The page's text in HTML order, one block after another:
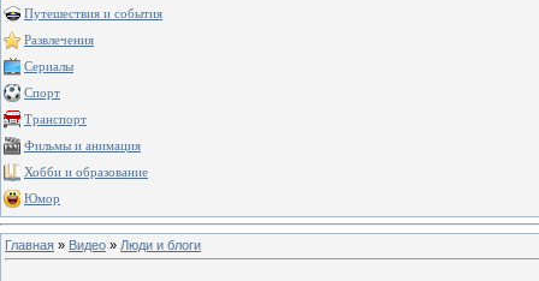
Путешествия и события
Развлечения
Сериалы
Спорт
Транспорт
Фильмы и анимация
Хобби и образование
Юмор
Главная » Видео » Люди и блоги